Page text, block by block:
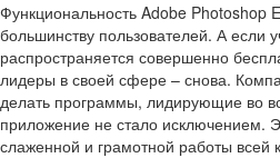
Функциональность Adobe Photoshop
большинству пользователей. А если
распространяется совершенно
лидеры в своей сфере – снова.
делать программы, лидирующие во
приложение не стало исключением.
слаженной и грамотной работы всей